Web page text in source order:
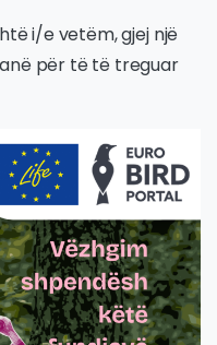
i/e vetëm, gjej një
për të të treguar